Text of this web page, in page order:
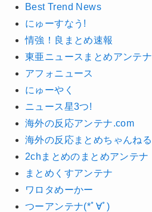
Best Trend News
にゅーすなう!
情強！良まとめ速報
東亜ニュースまとめアンテナ
アフォニュース
にゅーやく
ニュース星3つ!
海外の反応アンテナ.com
海外の反応まとめちゃんねる
2chまとめのまとめアンテナ
まとめくすアンテナ
ワロタめーかー
つーアンテナ(*ﾟ∀ﾟ)